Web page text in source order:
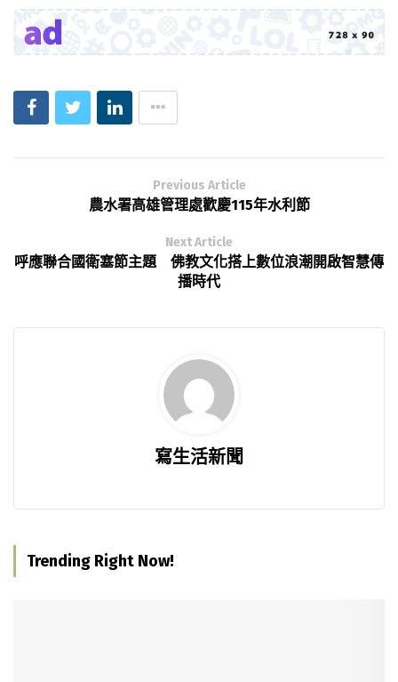
Previous Article
農水署高雄管理處歡慶115年水利節
Next Article
呼應聯合國衛塞節主題 佛教文化搭上數位浪潮開啟智慧傳
播時代
寫生活新聞
Trending Right Now!